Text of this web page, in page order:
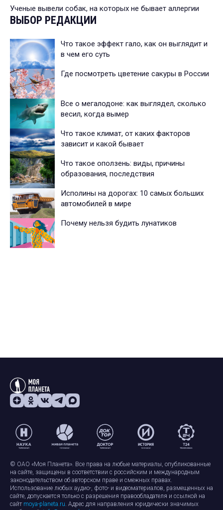
Ученые вывели собак, на которых не бывает аллергии
ВЫБОР РЕДАКЦИИ
Что такое эффект гало, как он выглядит и
в чем его суть
Где посмотреть цветение сакуры в России
Все о мегалодоне: как выглядел, сколько
весил, когда вымер
Что такое климат, от каких факторов
зависит и какой бывает
Что такое оползень: виды, причины
образования, последствия
Исполины на дорогах: 10 самых больших
автомобилей в мире
Почему нельзя будить лунатиков
© ОАО «Моя Планета». Все права на любые материалы, опубликованные
на сайте, защищены в соответствии с российским и международным
законодательством об авторском праве и смежных правах.
Использование любых аудио-, фото- и видеоматериалов, размещенных на
сайте, допускается только с разрешения правообладателя и ссылкой на
сайт moya-planeta.ru. Адрес для направления юридически значимых